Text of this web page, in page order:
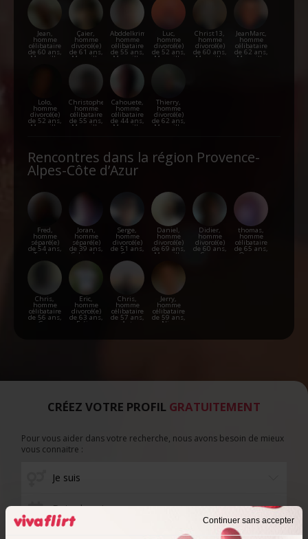
Continuer sans accepter
Jean,
homme
célibataire
de 60 ans,
Marseille
Çaier,
homme
divorcé(e)
de 61 ans,
Marseille
Abddelkrim,
homme
célibataire
de 55 ans,
Marseille
Luc,
homme
divorcé(e)
de 52 ans,
Marseille
Christ13,
homme
divorcé(e)
de 60 ans,
Marseille
JeanMarc,
homme
célibataire
de 62 ans,
Marseille
Lolo,
homme
divorcé(e)
de 52 ans,
Marseille
Christophe,
homme
célibataire
de 55 ans,
Marseille
Cahouete,
homme
célibataire
de 44 ans,
Marseille
Thierry,
homme
divorcé(e)
de 62 ans,
Marseille
Rencontres dans la région Provence-
Alpes-Côte d’Azur
Fred,
homme
séparé(e)
de 54 ans,
Toulon
Joran,
homme
séparé(e)
de 39 ans,
Salon-de-
Provence
Serge,
homme
divorcé(e)
de 51 ans,
Gap
Daniel,
homme
divorcé(e)
de 69 ans,
Marseille
Didier,
homme
divorcé(e)
de 60 ans,
Seyne
thomas,
homme
célibataire
de 65 ans,
Orange
Chris,
homme
célibataire
de 56 ans,
Gap
Eric,
homme
divorcé(e)
de 63 ans,
Fréjus
Chris,
homme
célibataire
de 57 ans,
Apt
Jerry,
homme
célibataire
de 59 ans,
Nice
CRÉEZ VOTRE PROFIL GRATUITEMENT
Pour vous aider dans votre recherche, nous avons besoin de mieux
vous connaitre :
Date de naissance